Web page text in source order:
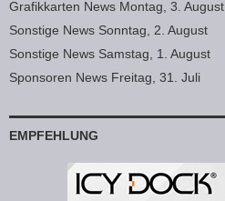
Grafikkarten News Montag, 3. August
Sonstige News Sonntag, 2. August
Sonstige News Samstag, 1. August
Sponsoren News Freitag, 31. Juli
EMPFEHLUNG